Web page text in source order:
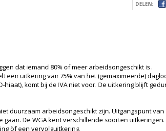
DELEN:
dat iemand 80% of meer arbeidsongeschikt is.
een uitkering van 75% van het (gemaximeerde)
komt bij de IVA niet voor. De uitkering blijft
duurzaam arbeidsongeschikt zijn. Uitgangspunt van
De WGA kent verschillende soorten uitkeringen.
òf een vervolguitkering.